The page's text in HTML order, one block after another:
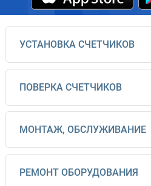
УСТАНОВКА СЧЕТЧИКОВ
ПОВЕРКА СЧЕТЧИКОВ
МОНТАЖ, ОБСЛУЖИВАНИЕ
РЕМОНТ ОБОРУДОВАНИЯ